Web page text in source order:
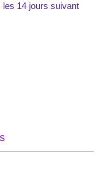
14 jours suivant